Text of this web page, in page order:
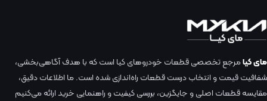
مای کیامرجع تخصصی قطعات خودروهای کیا است که با هدف آگاهی‌بخشی،
شفافیت قیمت و انتخاب درست قطعات راه‌اندازی شده است. ما اطلاعات دقیق،
مقایسه قطعات اصلی و جایگزین، بررسی کیفیت و راهنمایی خرید ارائه می‌کنیم